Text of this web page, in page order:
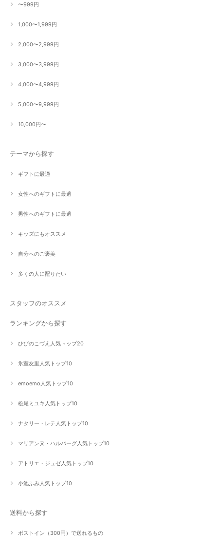
〜999円
1,000〜1,999円
2,000〜2,999円
3,000〜3,999円
4,000〜4,999円
5,000〜9,999円
10,000円〜
テーマから探す
ギフトに最適
女性へのギフトに最適
男性へのギフトに最適
キッズにもオススメ
自分へのご褒美
多くの人に配りたい
スタッフのオススメ
ランキングから探す
ひびのこづえ人気トップ20
氷室友里人気トップ10
emoemo人気トップ10
松尾ミユキ人気トップ10
ナタリー・レテ人気トップ10
マリアンヌ・ハルバーグ人気トップ10
アトリエ・ジュゼ人気トップ10
小池ふみ人気トップ10
送料から探す
ポストイン（300円）で送れるもの